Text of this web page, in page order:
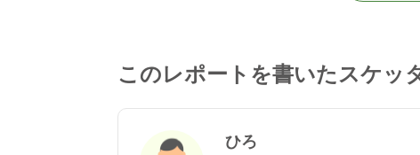
このレポートを書いたスケッ
ひろ